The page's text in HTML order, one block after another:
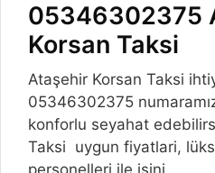
05346302375
Korsan Taksi
Ataşehir Korsan Taksi
05346302375
konforlu seyahat
Taksi uygun fiyatlari,